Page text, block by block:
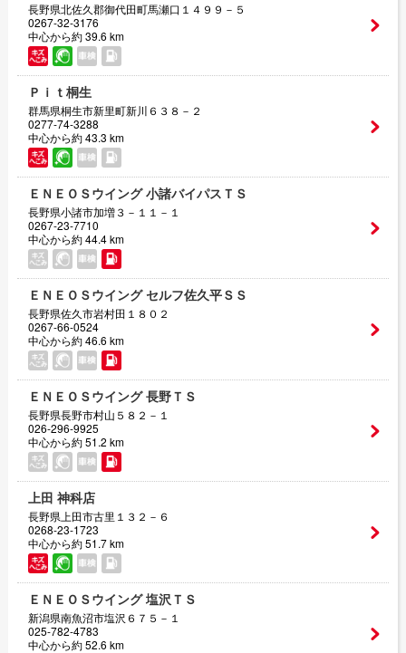
長野県北佐久郡御代田町馬瀬口１４９９－５
0267-32-3176
中心から約 39.6 km
Ｐｉｔ桐生
群馬県桐生市新里町新川６３８－２
0277-74-3288
中心から約 43.3 km
ＥＮＥＯＳウイング 小諸バイパスＴＳ
長野県小諸市加増３－１１－１
0267-23-7710
中心から約 44.4 km
ＥＮＥＯＳウイング セルフ佐久平ＳＳ
長野県佐久市岩村田１８０２
0267-66-0524
中心から約 46.6 km
ＥＮＥＯＳウイング 長野ＴＳ
長野県長野市村山５８２－１
026-296-9925
中心から約 51.2 km
上田 神科店
長野県上田市古里１３２－６
0268-23-1723
中心から約 51.7 km
ＥＮＥＯＳウイング 塩沢ＴＳ
新潟県南魚沼市塩沢６７５－１
025-782-4783
中心から約 52.6 km